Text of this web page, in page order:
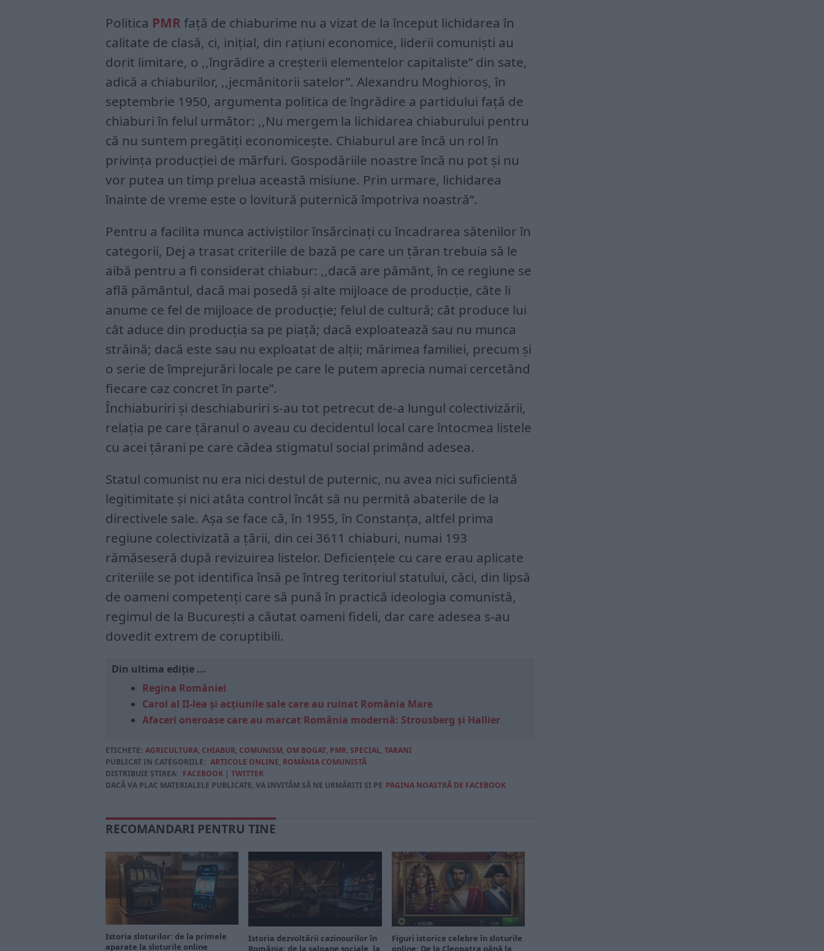
Politica PMR față de chiaburime nu a vizat de la început lichidarea în
calitate de clasă, ci, inițial, din rațiuni economice, liderii comuniști au
dorit limitare, o ,,îngrădire a creșterii elementelor capitaliste” din sate,
adică a chiaburilor, ,,jecmănitorii satelor”. Alexandru Moghioroș, în
septembrie 1950, argumenta politica de îngrădire a partidului față de
chiaburi în felul următor: ,,Nu mergem la lichidarea chiaburului pentru
că nu suntem pregătiți economicește. Chiaburul are încă un rol în
privința producției de mărfuri. Gospodăriile noastre încă nu pot și nu
vor putea un timp prelua această misiune. Prin urmare, lichidarea
înainte de vreme este o lovitură puternică împotriva noastră”.
Pentru a facilita munca activiștilor însărcinați cu încadrarea sătenilor în
categorii, Dej a trasat criteriile de bază pe care un țăran trebuia să le
aibă pentru a fi considerat chiabur: ,,dacă are pământ, în ce regiune se
află pământul, dacă mai posedă și alte mijloace de producție, câte li
anume ce fel de mijloace de producție; felul de cultură; cât produce lui
cât aduce din producția sa pe piață; dacă exploatează sau nu munca
străină; dacă este sau nu exploatat de alții; mărimea familiei, precum și
o serie de împrejurări locale pe care le putem aprecia numai cercetând
fiecare caz concret în parte”.
Închiaburiri și deschiaburiri s-au tot petrecut de-a lungul colectivizării,
relația pe care țăranul o aveau cu decidentul local care întocmea listele
cu acei țărani pe care cădea stigmatul social primând adesea.
Statul comunist nu era nici destul de puternic, nu avea nici suficientă
legitimitate și nici atâta control încât să nu permită abaterile de la
directivele sale. Așa se face că, în 1955, în Constanța, altfel prima
regiune colectivizată a țării, din cei 3611 chiaburi, numai 193
rămăseseră după revizuirea listelor. Deficiențele cu care erau aplicate
criteriile se pot identifica însă pe întreg teritoriul statului, căci, din lipsă
de oameni competenți care să pună în practică ideologia comunistă,
regimul de la București a căutat oameni fideli, dar care adesea s-au
dovedit extrem de coruptibili.
Din ultima ediție ...
Regina României
Carol al II-lea și acțiunile sale care au ruinat România Mare
Afaceri oneroase care au marcat România modernă: Strousberg și Hallier
ETICHETE: AGRICULTURA, CHIABUR, COMUNISM, OM BOGAT, PMR, SPECIAL, TARANI
PUBLICAT IN CATEGORIILE: ARTICOLE ONLINE, ROMÂNIA COMUNISTĂ
DISTRIBUIE ȘTIREA: FACEBOOK | TWITTER
DACĂ VA PLAC MATERIALELE PUBLICATE, VA INVITĂM SĂ NE URMĂRIȚI ȘI PE PAGINA NOASTRĂ DE FACEBOOK
RECOMANDARI PENTRU TINE
Istoria sloturilor: de la primele
aparate la sloturile online
Istoria dezvoltării cazinourilor în
România: de la saloane sociale, la
Figuri istorice celebre în sloturile
online: De la Cleopatra până la